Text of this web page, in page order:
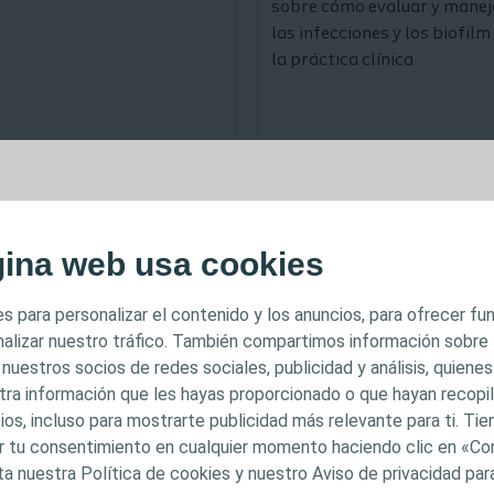
web usa cookies
para personalizar el contenido y los anuncios, para ofrecer
nuestro tráfico. También compartimos información sobre
socios de redes sociales, publicidad y análisis,
información que les hayas proporcionado o que hayan
incluso para mostrarte publicidad más relevante para ti.
tu consentimiento en cualquier momento haciendo clic en
nuestra Política de cookies y nuestro Aviso de privacidad
para profesionales sanitarios únicamente. El
a fines informativos y formativos y puede no ser
Coloplast no proporciona asesoramiento
contenido no pretenden constituir asesoramiento
en modo alguno el criterio médico independiente
capacitado y autorizado. La responsabilidad de
el profesional sanitario. Para obtener información
sobre cómo evaluar y
las infecciones y los biofilm
la práctica clínica